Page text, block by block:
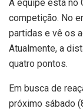
A equipe está no
competição. No
partidas e vê os
Atualmente, a
quatro pontos.
Em busca de
próximo sábado